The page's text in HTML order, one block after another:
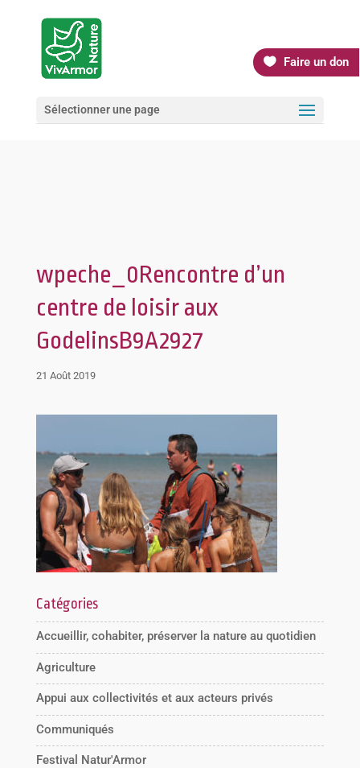
Faire un don
Sélectionner une page
wpeche_0Rencontre d’un
centre de loisir aux
GodelinsB9A2927
21 Août 2019
Catégories
Accueillir, cohabiter, préserver la nature au quotidien
Agriculture
Appui aux collectivités et aux acteurs privés
Communiqués
Festival Natur'Armor